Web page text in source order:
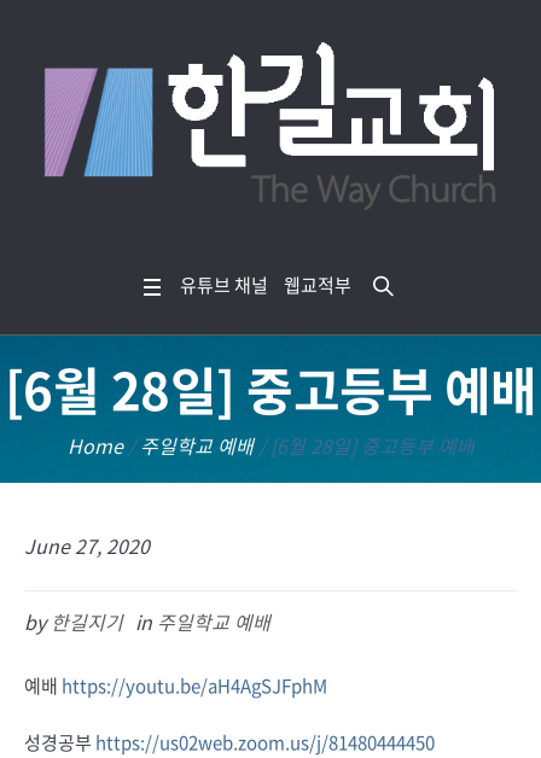
유튜브 채널 웹교적부
[6월 28일] 중고등부 예배
Home /주일학교 예배 /[6월 28일] 중고등부 예배
June 27, 2020
by 한길지기 in 주일학교 예배
예배 https://youtu.be/aH4AgSJFphM
성경공부 https://us02web.zoom.us/j/81480444450